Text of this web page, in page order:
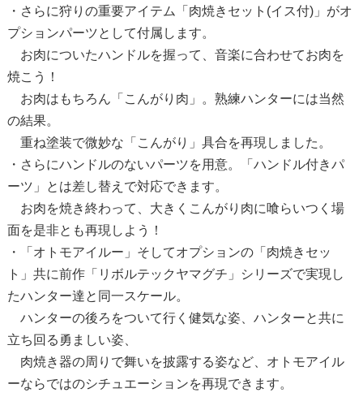
・さらに狩りの重要アイテム「肉焼きセット(イス付)」がオ
プションパーツとして付属します。
お肉についたハンドルを握って、音楽に合わせてお肉を
焼こう！
お肉はもちろん「こんがり肉」。熟練ハンターには当然
の結果。
重ね塗装で微妙な「こんがり」具合を再現しました。
・さらにハンドルのないパーツを用意。「ハンドル付きパ
ーツ」とは差し替えで対応できます。
お肉を焼き終わって、大きくこんがり肉に喰らいつく場
面を是非とも再現しよう！
・「オトモアイルー」そしてオプションの「肉焼きセッ
ト」共に前作「リボルテックヤマグチ」シリーズで実現し
たハンター達と同一スケール。
ハンターの後ろをついて行く健気な姿、ハンターと共に
立ち回る勇ましい姿、
肉焼き器の周りで舞いを披露する姿など、オトモアイル
ーならではのシチュエーションを再現できます。